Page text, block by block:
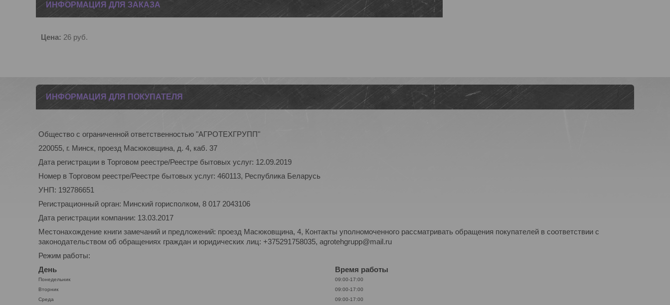
ИНФОРМАЦИЯ ДЛЯ ЗАКАЗА
Цена: 26 руб.
ИНФОРМАЦИЯ ДЛЯ ПОКУПАТЕЛЯ
Общество с ограниченной ответственностью "АГРОТЕХГРУПП"
220055, г. Минск, проезд Масюковщина, д. 4, каб. 37
Дата регистрации в Торговом реестре/Реестре бытовых услуг: 12.09.2019
Номер в Торговом реестре/Реестре бытовых услуг: 460113, Республика Беларусь
УНП: 192786651
Регистрационный орган: Минский горисполком, 8 017 2043106
Дата регистрации компании: 13.03.2017
Местонахождение книги замечаний и предложений: проезд Масюковщина, 4, Контакты уполномоченного рассматривать обращения покупателей в соответствии с
законодательством об обращениях граждан и юридических лиц: +375291758035, agrotehgrupp@mail.ru
Режим работы:
День
Время работы
Понедельник
09:00-17:00
Вторник
09:00-17:00
Среда
09:00-17:00